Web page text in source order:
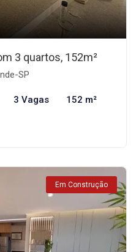
3 quartos, 152m²
SP
3 Vagas 152 m²
Em Construção